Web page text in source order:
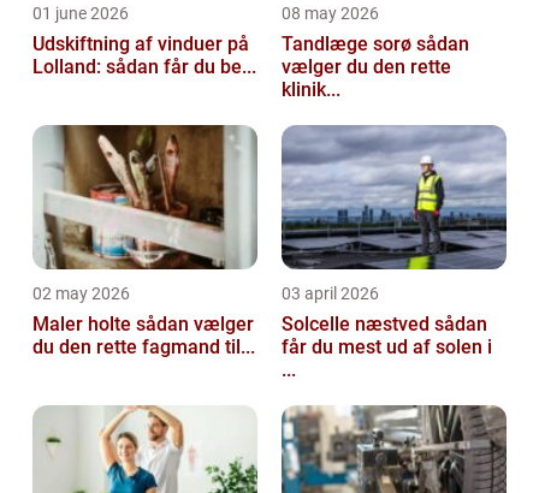
01 june 2026
Udskiftning af vinduer på
Lolland: sådan får du be...
08 may 2026
Tandlæge sorø sådan
vælger du den rette
klinik...
02 may 2026
Maler holte sådan vælger
du den rette fagmand til...
03 april 2026
Solcelle næstved sådan
får du mest ud af solen i
...